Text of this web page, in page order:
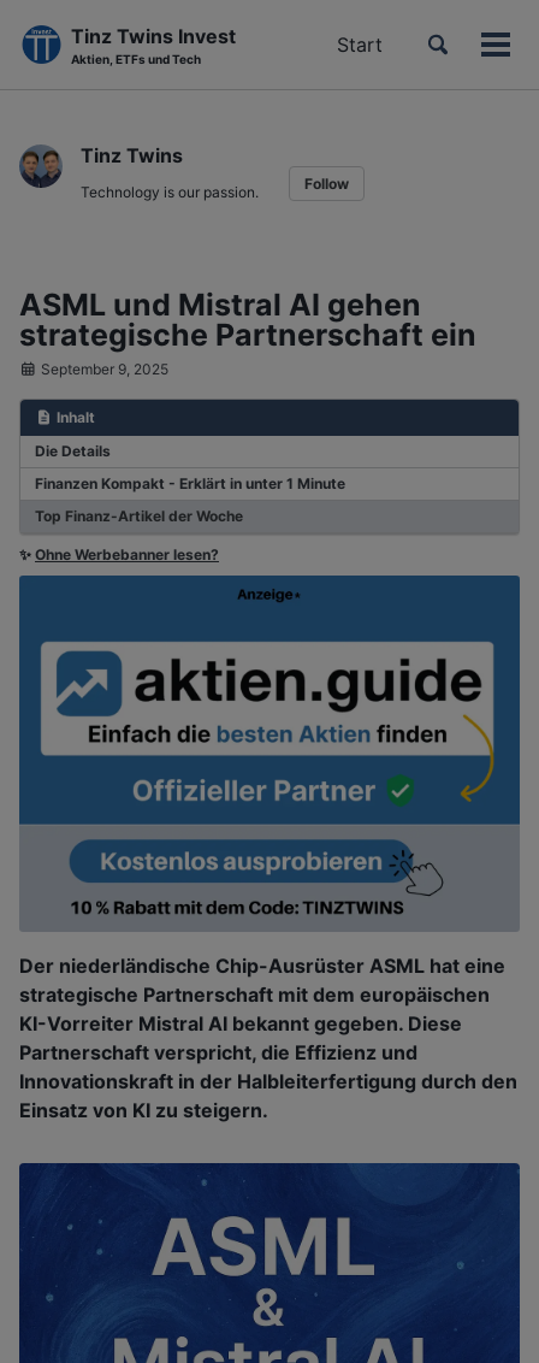
primary
navigation
content
footer
Tinz Twins Invest
Aktien, ETFs und Tech
Start
Toggle
Tinz Twins
Technology is our passion. Follow
ASML und Mistral AI gehen
strategische Partnerschaft ein
September 9, 2025
Inhalt
Die Details
Finanzen Kompakt - Erklärt in unter 1 Minute
Top Finanz-Artikel der Woche
✨ Ohne Werbebanner lesen?
Der niederländische Chip-Ausrüster ASML hat eine
strategische Partnerschaft mit dem europäischen
KI-Vorreiter Mistral AI bekannt gegeben. Diese
Partnerschaft verspricht, die Effizienz und
Innovationskraft in der Halbleiterfertigung durch den
Einsatz von KI zu steigern.